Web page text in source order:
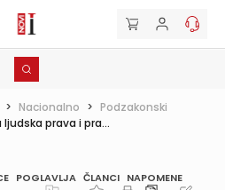
> Nacionalno > Podzakonski
prava i pra...
POGLAVLJA ČLANCI NAPOMENE